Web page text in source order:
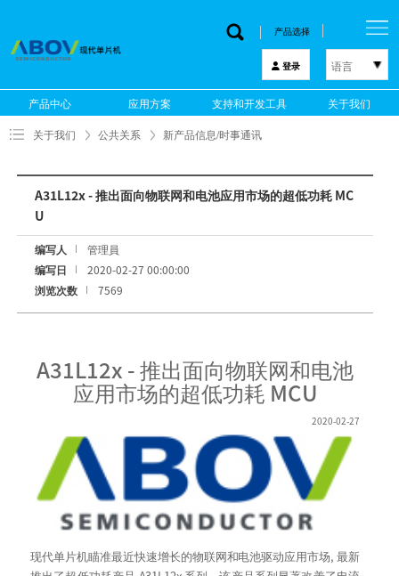
产品选择
登录 语言
한국어
English
产品中心 应用方案 支持和开发工具 关于我们
关于我们 公共关系 新产品信息/时事通讯
A31L12x - 推出面向物联网和电池应用市场的超低功耗 MC
U
编写人
管理員
编写日
2020-02-27 00:00:00
浏览次数
7569
A31L12x - 推出面向物联网和电池
应用市场的超低功耗 MCU
2020-02-27
现代单片机瞄准最近快速增长的物联网和电池驱动应用市场, 最新